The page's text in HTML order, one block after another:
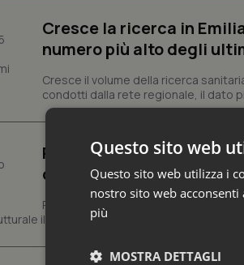
Cresce la ricerca in
numero più alto degli
Cresce il volume della ricerca
condotti dalla rete regionale, il dato
Puglia. Unità di crisi
d’attesa e conti
Prima riunione, ieri in Puglia,
il monitoraggio e il controllo di
Questo sito web
Questo sito web utilizza i
nostro sito web
più
MOSTRA DETTAGLI